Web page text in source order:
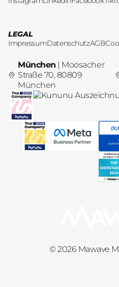
LEGAL
ImpressumDatenschutzAGB
München | Moosacher
Straße 70, 80809
München
© 2026 Mawave